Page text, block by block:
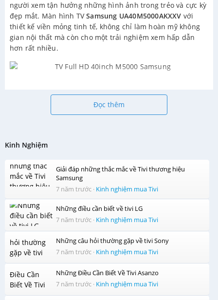
Kinh Nghiệm
Giải đáp những thắc mắc về Tivi thương hiệu
Samsung
7 năm trước · Kinh nghiệm mua Tivi
Những điều cần biết về tivi LG
7 năm trước · Kinh nghiệm mua Tivi
Những câu hỏi thường gặp về tivi Sony
7 năm trước · Kinh nghiệm mua Tivi
Những Điều Cần Biết Về Tivi Asanzo
7 năm trước · Kinh nghiệm mua Tivi
người xem tận hưởng những hình ảnh trong trẻo và cực kỳ
đẹp mắt. Màn hình TVSamsung UA40M5000AKXXV với
thiết kế viền mỏng tinh tế, không chỉ làm hoàn mỹ không
gian nội thất mà còn cho một trải nghiệm xem hấp dẫn
hơn rất nhiều.
Đọc thêm